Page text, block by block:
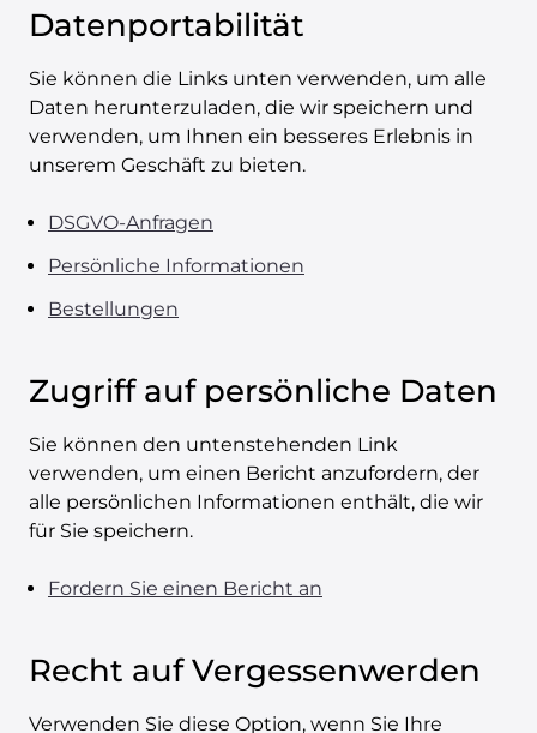
Datenportabilität
Sie können die Links unten verwenden, um alle
Daten herunterzuladen, die wir speichern und
verwenden, um Ihnen ein besseres Erlebnis in
unserem Geschäft zu bieten.
DSGVO-Anfragen
Persönliche Informationen
Bestellungen
Zugriff auf persönliche Daten
Sie können den untenstehenden Link
verwenden, um einen Bericht anzufordern, der
alle persönlichen Informationen enthält, die wir
für Sie speichern.
Fordern Sie einen Bericht an
Recht auf Vergessenwerden
Verwenden Sie diese Option, wenn Sie Ihre